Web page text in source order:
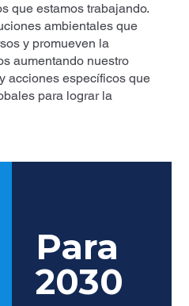
que estamos trabajando.
ambientales que
y promueven la
aumentando nuestro
acciones específicos que
para lograr la
Para
2030